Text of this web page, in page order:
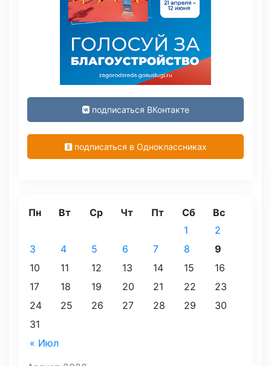
подписаться ВКонтакте
подписаться в Одноклассниках
Пн Вт Ср Чт Пт Сб Вс
« Июл
1
2
3
4 5 6 7 8
9
10
11 12 13 14 15
16
17
18 19 20 21 22
23
24
25 26 27 28 29
30
31